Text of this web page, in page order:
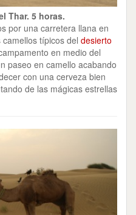
Thar. 5 horas.
por una carretera llana en
típicos del desierto
en medio del
paseo en camello acabando
con una cerveza bien
de las mágicas estrellas